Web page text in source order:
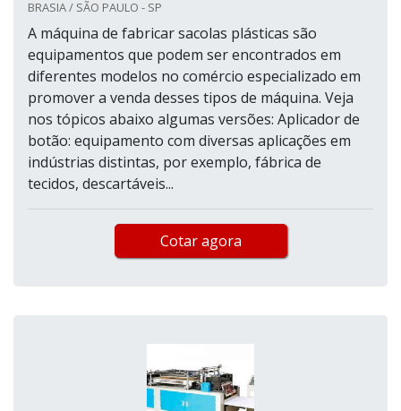
BRASIA / SÃO PAULO - SP
A máquina de fabricar sacolas plásticas são
equipamentos que podem ser encontrados em
diferentes modelos no comércio especializado em
promover a venda desses tipos de máquina. Veja
nos tópicos abaixo algumas versões: Aplicador de
botão: equipamento com diversas aplicações em
indústrias distintas, por exemplo, fábrica de
tecidos, descartáveis...
Cotar agora